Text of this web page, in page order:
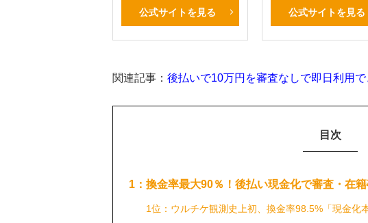
公式サイトを見る 公式サイトを見る
関連記事： 後払いで10万円を審査なしで即日利用で
目次
1：換金率最大90％！後払い現金化で審査・在
1位：ウルチケ観測史上初、換金率98.5%「現金化本